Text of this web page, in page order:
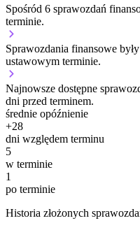
Spośród 6 sprawozdań
terminie.
Sprawozdania finansowe
ustawowym terminie.
Najnowsze dostępne
dni przed terminem.
średnie opóźnienie
+28
dni względem terminu
5
w terminie
1
po terminie
Historia złożonych